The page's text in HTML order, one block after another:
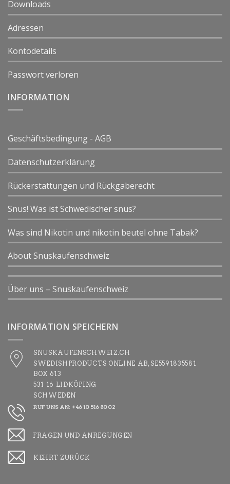
Downloads
Adressen
Kontodetails
Passwort verloren
INFORMATION
Geschäftsbedingung - AGB
Datenschutzerklärung
Rückerstattungen und Rückgaberecht
Snus! Was ist Schwedischer snus?
Was sind Nikotin und nikotin beutel ohne Tabak?
About Snuskaufenschweiz
Über uns – Snuskaufenschweiz
INFORMATION SPEICHERN
SNUSKAUFENSCHWEIZ.CH
SWEDISHPRODUCTS ONLINE AB, SE5591835581
BOX 613
531 16 LIDKÖPING
SCHWEDEN
RUF UNS AN: +46 10 516 80 02
FRAGEN UND ANREGUNGEN
KEHRT ZURÜCK